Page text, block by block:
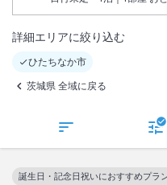
詳細エリアに絞り込む
ひたちなか市
茨城県 全域に戻る
誕生日・記念日祝いにおすすめプラ
この絞り込み条件を解除